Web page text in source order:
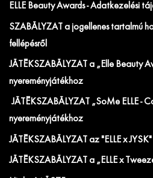
ELLE Beauty Awards - Adatkezelési
SZABÁLYZAT a jogellenes tartalmú
fellépésről
JÁTÉKSZABÁLYZAT a „Elle Beauty
nyereményjátékhoz
JÁTÉKSZABÁLYZAT „SoMe ELLE -
nyereményjátékhoz
JÁTÉKSZABÁLYZAT az "ELLE x
JÁTÉKSZABÁLYZAT a „ELLE x